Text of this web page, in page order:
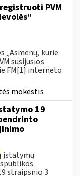
PVM
„Asmenų, kurie
susijusios
FM[1] interneto
mokestis
19
įstatymų
straipsnio 3